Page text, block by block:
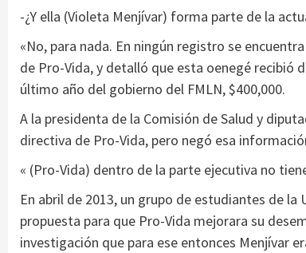
-¿Y ella (Violeta Menjívar) forma parte de la
«No, para nada. En ningún registro se
de Pro-Vida, y detalló que esta oenegé recibió
último año del gobierno del FMLN, $400,000.
A la presidenta de la Comisión de Salud y
directiva de Pro-Vida, pero negó esa
« (Pro-Vida) dentro de la parte ejecutiva no
En abril de 2013, un grupo de estudiantes de la
propuesta para que Pro-Vida mejorara su
investigación que para ese entonces Menjívar